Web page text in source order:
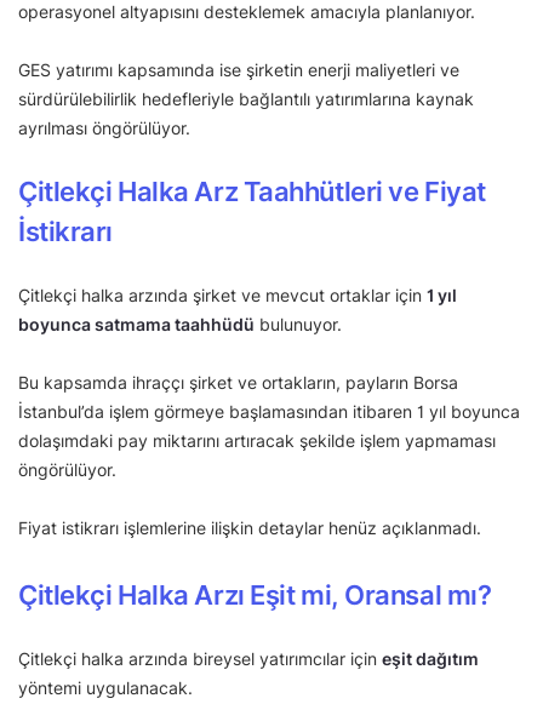
operasyonel altyapısını desteklemek amacıyla planlanıyor.
GES yatırımı kapsamında ise şirketin enerji maliyetleri ve
sürdürülebilirlik hedefleriyle bağlantılı yatırımlarına kaynak
ayrılması öngörülüyor.
Çitlekçi Halka Arz Taahhütleri ve Fiyat
İstikrarı
Çitlekçi halka arzında şirket ve mevcut ortaklar için 1 yıl
boyunca satmama taahhüdü bulunuyor.
Bu kapsamda ihraççı şirket ve ortakların, payların Borsa
İstanbul’da işlem görmeye başlamasından itibaren 1 yıl boyunca
dolaşımdaki pay miktarını artıracak şekilde işlem yapmaması
öngörülüyor.
Fiyat istikrarı işlemlerine ilişkin detaylar henüz açıklanmadı.
Çitlekçi Halka Arzı Eşit mi, Oransal mı?
Çitlekçi halka arzında bireysel yatırımcılar için eşit dağıtım
yöntemi uygulanacak.